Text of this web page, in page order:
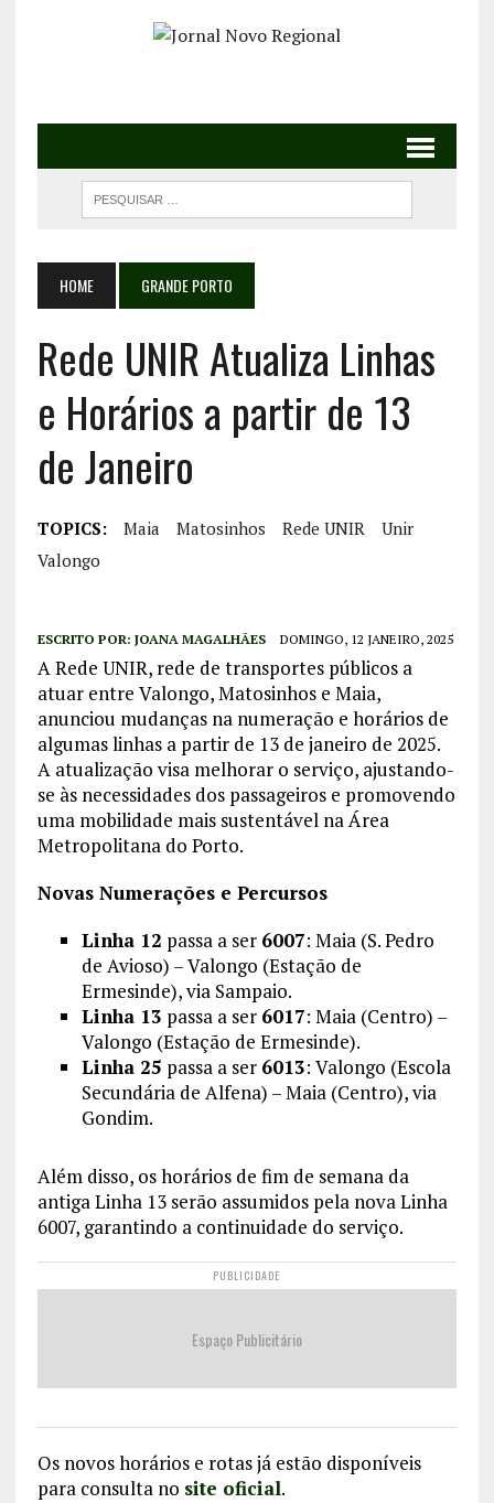
HOME GRANDE PORTO
Rede UNIR Atualiza Linhas
e Horários a partir de 13
de Janeiro
TOPICS: Maia Matosinhos Rede UNIR
Unir
Valongo
ESCRITO POR: JOANA MAGALHÃES DOMINGO, 12 JANEIRO, 2025
A Rede UNIR, rede de transportes públicos a
atuar entre Valongo, Matosinhos e Maia,
anunciou mudanças na numeração e horários de
algumas linhas a partir de 13 de janeiro de 2025.
A atualização visa melhorar o serviço, ajustando-
se às necessidades dos passageiros e promovendo
uma mobilidade mais sustentável na Área
Metropolitana do Porto.
Novas Numerações e Percursos
Linha 12 passa a ser 6007: Maia (S. Pedro
de Avioso) – Valongo (Estação de
Ermesinde), via Sampaio.
Linha 13 passa a ser 6017: Maia (Centro) –
Valongo (Estação de Ermesinde).
Linha 25 passa a ser 6013: Valongo (Escola
Secundária de Alfena) – Maia (Centro), via
Gondim.
Além disso, os horários de fim de semana da
antiga Linha 13 serão assumidos pela nova Linha
6007, garantindo a continuidade do serviço.
PUBLICIDADE
Espaço Publicitário
Os novos horários e rotas já estão disponíveis
para consulta no site oficial.